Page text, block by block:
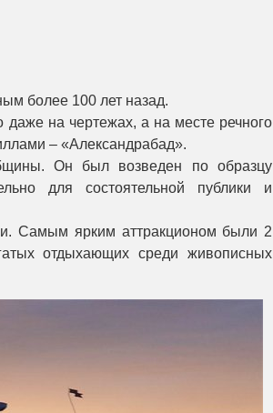
более 100 лет назад.
даже на чертежах, а на месте речного
– «Александрабад».
Он был возведен по образцу
для состоятельной публики и
Самым ярким аттракционом были 2
отдыхающих среди живописных